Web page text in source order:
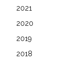
2021
2020
2019
2018